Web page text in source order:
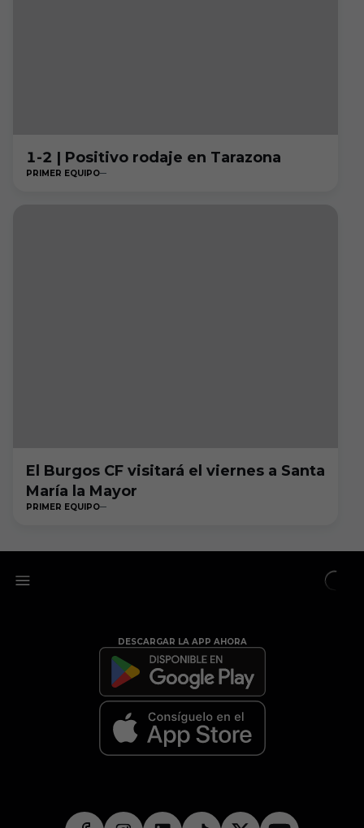
1-2 | Positivo rodaje en Tarazona
PRIMER EQUIPO
El Burgos CF visitará el viernes a Santa
María la Mayor
PRIMER EQUIPO
DESCARGAR LA APP AHORA